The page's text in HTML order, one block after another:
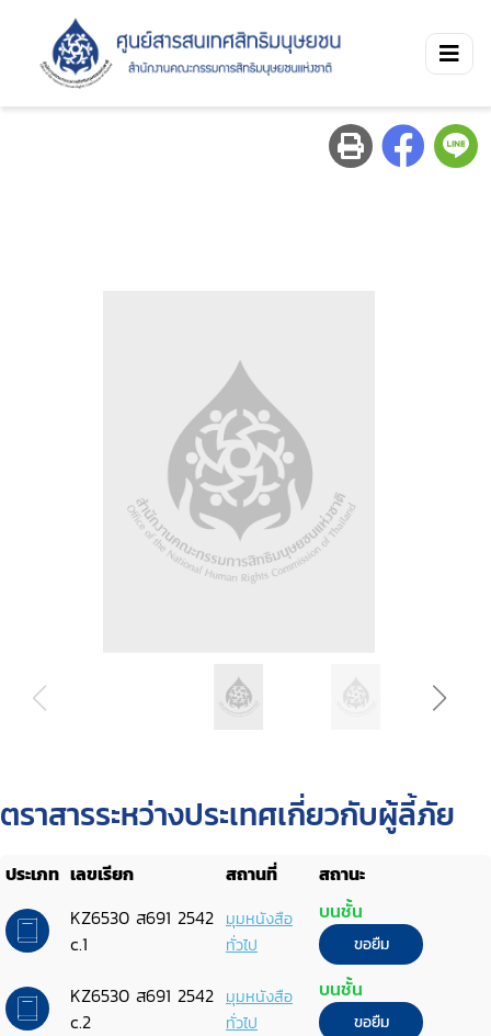
ตราสารระหว่างประเทศเกี่ยวกับผู้ลี้ภัย
ประเภท เลขเรียก สถานที่
สถานะ
KZ6530 ส691 2542
c.1
มุมหนังสือ
ทั่วไป
บนชั้น
ขอยืม
KZ6530 ส691 2542
c.2
มุมหนังสือ
ทั่วไป
บนชั้น
ขอยืม